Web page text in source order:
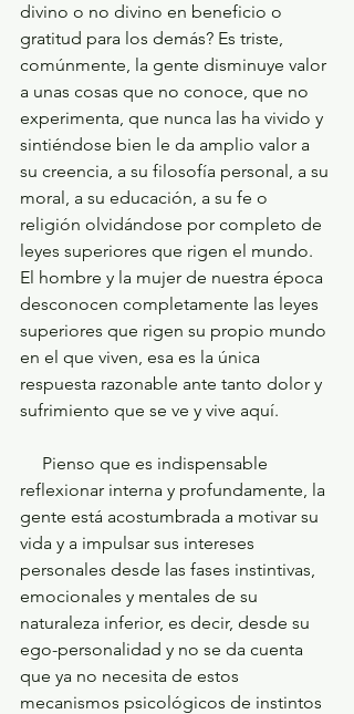
divino o no divino en beneficio o
gratitud para los demás? Es triste,
comúnmente, la gente disminuye valor
a unas cosas que no conoce, que no
experimenta, que nunca las ha vivido y
sintiéndose bien le da amplio valor a
su creencia, a su filosofía personal, a su
moral, a su educación, a su fe o
religión olvidándose por completo de
leyes superiores que rigen el mundo.
El hombre y la mujer de nuestra época
desconocen completamente las leyes
superiores que rigen su propio mundo
en el que viven, esa es la única
respuesta razonable ante tanto dolor y
sufrimiento que se ve y vive aquí.
reflexionar interna y profundamente, la
gente está acostumbrada a motivar su
vida y a impulsar sus intereses
personales desde las fases instintivas,
emocionales y mentales de su
naturaleza inferior, es decir, desde su
ego-personalidad y no se da cuenta
que ya no necesita de estos
mecanismos psicológicos de instintos